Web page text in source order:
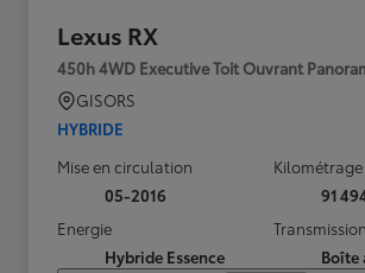
Lexus RX
450h 4WD Executive Toit Ouvrant
GISORS
HYBRIDE
Mise en circulation
05-2016
Kilométrage
91
Energie
Hybride Essence
Transmission
Boîte